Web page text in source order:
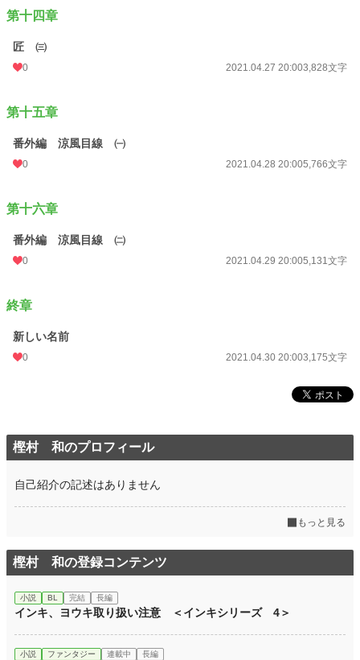
第十四章
匠 ㈢
0 2021.04.27 20:003,828文字
第十五章
番外編 涼風目線 ㈠
0 2021.04.28 20:005,766文字
第十六章
番外編 涼風目線 ㈡
0 2021.04.29 20:005,131文字
終章
新しい名前
0 2021.04.30 20:003,175文字
樫村 和のプロフィール
自己紹介の記述はありません
もっと見る
樫村 和の登録コンテンツ
小説 BL 完結 長編
インキ、ヨウキ取り扱い注意 ＜インキシリーズ 4＞
小説 ファンタジー 連載中 長編